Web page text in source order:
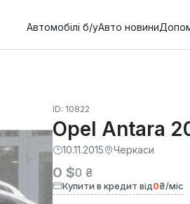
Автомобілі б/уАвто новини
ID: 10822
Opel Antara
10.11.2015 Черкаси
0 $0 ₴
Купити в кредит від0₴/міс